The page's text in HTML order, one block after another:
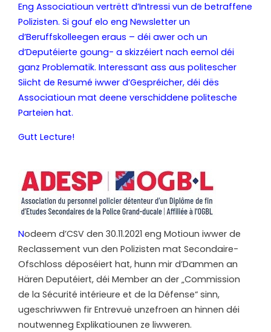
Eng Associatioun vertrëtt d’Intressi vun de betraffene
Polizisten. Si gouf elo eng Newsletter un
d’Beruffskolleegen eraus – déi awer och un
d’Deputéierte goung- a skizzéiert nach eemol déi
ganz Problematik. Interessant ass aus politescher
Siicht de Resumé iwwer d’Gespréicher, déi dës
Associatioun mat deene verschiddene politesche
Parteien hat.
Gutt Lecture!
Nodeem d’CSV den 30.11.2021 eng Motioun iwwer de
Reclassement vun den Polizisten mat Secondaire-
Ofschloss déposéiert hat, hunn mir d’Dammen an
Hären Deputéiert, déi Member an der „Commission
de la Sécurité intérieure et de la Défense“ sinn,
ugeschriwwen fir Entrevuë unzefroen an hinnen déi
noutwenneg Explikatiounen ze liwweren.